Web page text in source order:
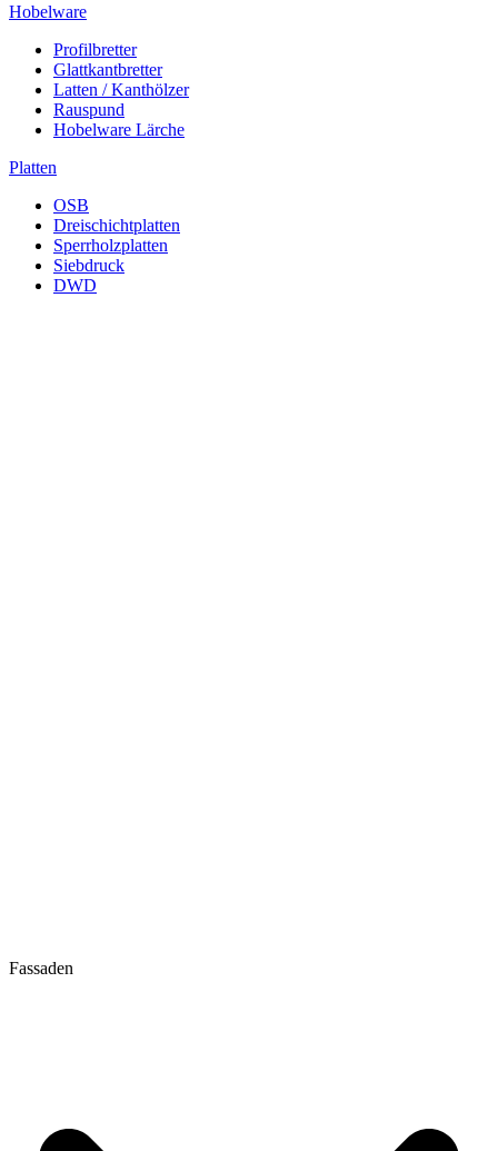
Hobelware
Profilbretter
Glattkantbretter
Latten / Kanthölzer
Rauspund
Hobelware Lärche
Platten
OSB
Dreischichtplatten
Sperrholzplatten
Siebdruck
DWD
Fassaden